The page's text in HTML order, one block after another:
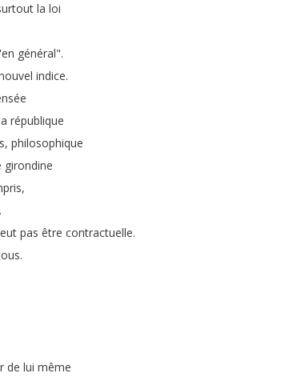
la loi
en général".
indice.
république
, philosophique
girondine
,
.
pas être contractuelle.
.
de lui même